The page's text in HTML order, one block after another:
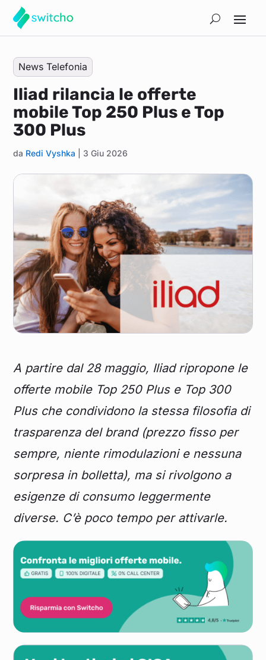
News Telefonia
Iliad rilancia le offerte
mobile Top 250 Plus e Top
300 Plus
da Redi Vyshka 3 Giu 2026
A partire dal 28 maggio, Iliad ripropone le
offerte mobile Top 250 Plus e Top 300
Plus che condividono la stessa filosofia di
trasparenza del brand (prezzo fisso per
sempre, niente rimodulazioni e nessuna
sorpresa in bolletta), ma si rivolgono a
esigenze di consumo leggermente
diverse. C’è poco tempo per attivarle.